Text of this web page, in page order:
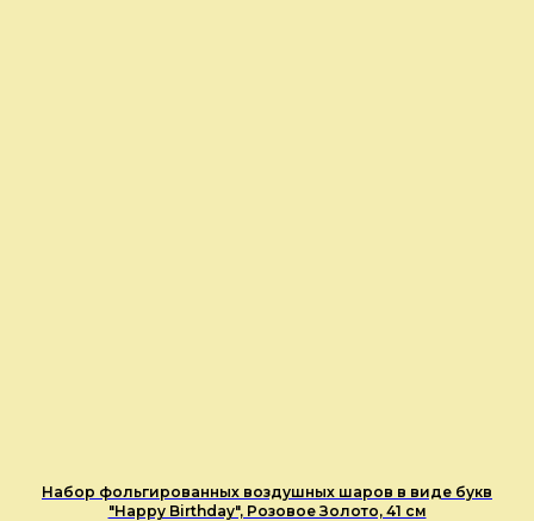
Набор фольгированных воздушных шаров в виде букв
"Happy Birthday", Розовое Золото, 41 см